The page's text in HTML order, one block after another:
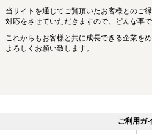
当サイトを通じてご覧頂いたお客様とのご
対応をさせていただきますので、どんな事
これからもお客様と共に成長できる企業を
よろしくお願い致します。
ご利用ガ